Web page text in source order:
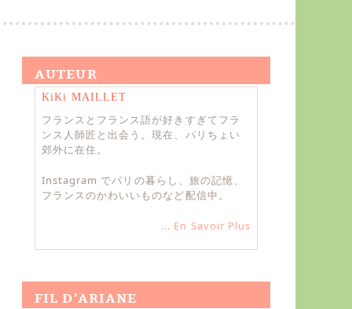
AUTEUR
KiKi MAILLET
フランスとフランス語が好きすぎてフラ
ンス人師匠と出会う。現在、パリちょい
郊外に在住。
Instagram でパリの暮らし、旅の記憶、
フランスのかわいいものなど配信中。
... En Savoir Plus
FIL D’ARIANE